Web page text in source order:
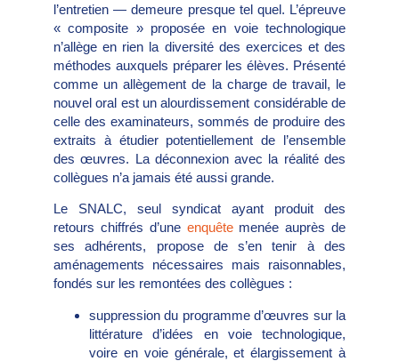
l’entretien — demeure presque tel quel. L’épreuve
« composite » proposée en voie technologique
n’allège en rien la diversité des exercices et des
méthodes auxquels préparer les élèves. Présenté
comme un allègement de la charge de travail, le
nouvel oral est un alourdissement considérable de
celle des examinateurs, sommés de produire des
extraits à étudier potentiellement de l’ensemble
des œuvres. La déconnexion avec la réalité des
collègues n’a jamais été aussi grande.
Le SNALC, seul syndicat ayant produit des
retours chiffrés d’une enquêtemenée auprès de
ses adhérents, propose de s’en tenir à des
aménagements nécessaires mais raisonnables,
fondés sur les remontées des collègues :
suppression du programme d’œuvres sur la
littérature d’idées en voie technologique,
voire en voie générale, et élargissement à